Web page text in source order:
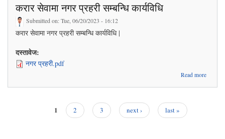
करार सेवामा नगर प्रहरी सम्बन्धि कार्यविधि
Submitted on:Tue, 06/20/2023 - 16:12
करार सेवामा नगर प्रहरी सम्बन्धि कार्यविधि |
दस्तावेज:
नगर प्रहरी.pdf
Read more
सेवामा
1 2 3 next › last »